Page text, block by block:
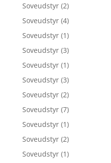
Soveudstyr (2)
Soveudstyr (4)
Soveudstyr (1)
Soveudstyr (3)
Soveudstyr (1)
Soveudstyr (3)
Soveudstyr (2)
Soveudstyr (7)
Soveudstyr (1)
Soveudstyr (2)
Soveudstyr (1)